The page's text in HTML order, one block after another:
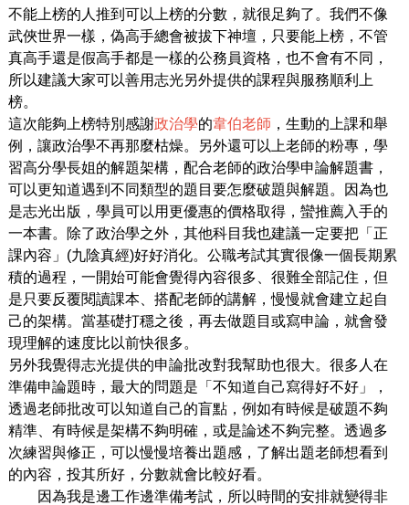
不能上榜的人推到可以上榜的分數，就很足夠了。我們不像
武俠世界一樣，偽高手總會被拔下神壇，只要能上榜，不管
真高手還是假高手都是一樣的公務員資格，也不會有不同，
所以建議大家可以善用志光另外提供的課程與服務順利上
榜。
這次能夠上榜特別感謝政治學的韋伯老師 ，生動的上課和舉
例，讓政治學不再那麼枯燥。另外還可以上老師的粉專，學
習高分學長姐的解題架構，配合老師的政治學申論解題書，
可以更知道遇到不同類型的題目要怎麼破題與解題。因為也
是志光出版，學員可以用更優惠的價格取得，蠻推薦入手的
一本書。除了政治學之外，其他科目我也建議一定要把「正
課內容」(九陰真經)好好消化。公職考試其實很像一個長期累
積的過程，一開始可能會覺得內容很多、很難全部記住，但
是只要反覆閱讀課本、搭配老師的講解，慢慢就會建立起自
己的架構。當基礎打穩之後，再去做題目或寫申論，就會發
現理解的速度比以前快很多。
另外我覺得志光提供的申論批改對我幫助也很大。很多人在
準備申論題時，最大的問題是「不知道自己寫得好不好」，
透過老師批改可以知道自己的盲點，例如有時候是破題不夠
精準、有時候是架構不夠明確，或是論述不夠完整。透過多
次練習與修正，可以慢慢培養出題感，了解出題老師想看到
的內容，投其所好，分數就會比較好看。
因為我是邊工作邊準備考試，所以時間的安排就變得非